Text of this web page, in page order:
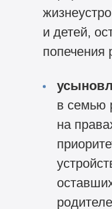
и детей,
попечения
в семью
на